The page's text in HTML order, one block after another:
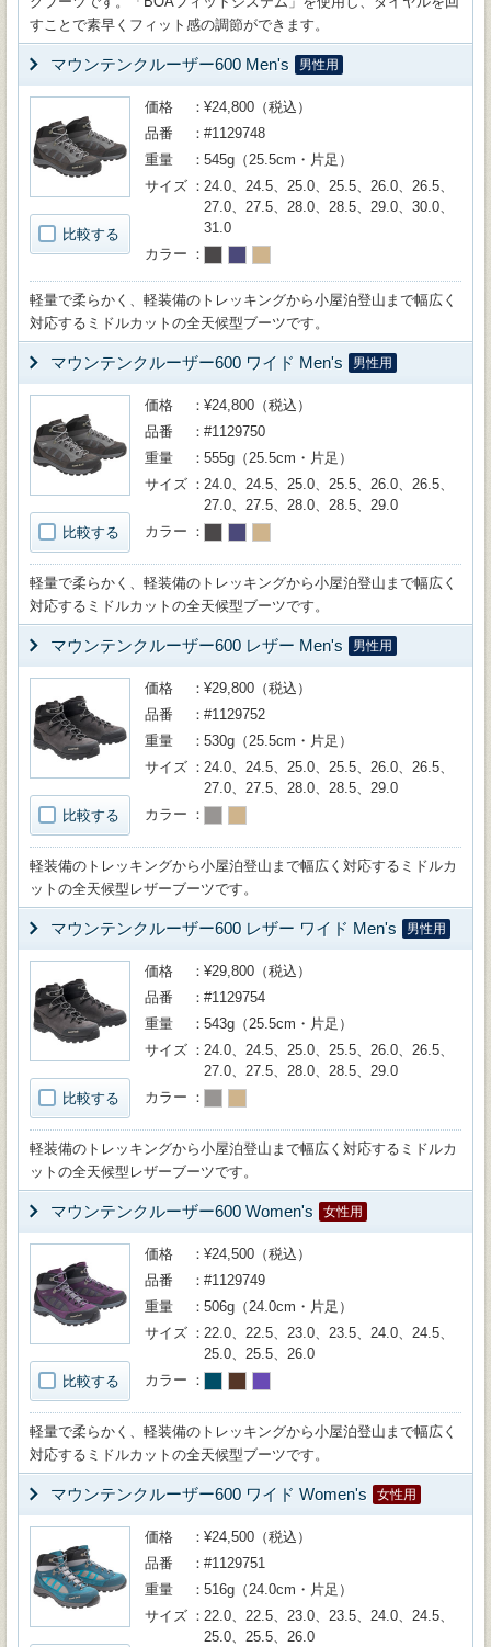
すことで素早くフィット感の調節ができます。
マウンテンクルーザー600 Men's 男性用
比較する
価格
¥24,800（税込）
品番
#1129748
重量
545g（25.5cm・片足）
サイズ
24.0、24.5、25.0、25.5、26.0、26.5、
27.0、27.5、28.0、28.5、29.0、30.0、
31.0
カラー
軽量で柔らかく、軽装備のトレッキングから小屋泊登山まで幅広く
対応するミドルカットの全天候型ブーツです。
マウンテンクルーザー600 ワイド Men's 男性用
比較する
価格
¥24,800（税込）
品番
#1129750
重量
555g（25.5cm・片足）
サイズ
24.0、24.5、25.0、25.5、26.0、26.5、
27.0、27.5、28.0、28.5、29.0
カラー
軽量で柔らかく、軽装備のトレッキングから小屋泊登山まで幅広く
対応するミドルカットの全天候型ブーツです。
マウンテンクルーザー600 レザー Men's 男性用
比較する
価格
¥29,800（税込）
品番
#1129752
重量
530g（25.5cm・片足）
サイズ
24.0、24.5、25.0、25.5、26.0、26.5、
27.0、27.5、28.0、28.5、29.0
カラー
軽装備のトレッキングから小屋泊登山まで幅広く対応するミドルカ
ットの全天候型レザーブーツです。
マウンテンクルーザー600 レザー ワイド Men's 男性用
比較する
価格
¥29,800（税込）
品番
#1129754
重量
543g（25.5cm・片足）
サイズ
24.0、24.5、25.0、25.5、26.0、26.5、
27.0、27.5、28.0、28.5、29.0
カラー
軽装備のトレッキングから小屋泊登山まで幅広く対応するミドルカ
ットの全天候型レザーブーツです。
マウンテンクルーザー600 Women's 女性用
比較する
価格
¥24,500（税込）
品番
#1129749
重量
506g（24.0cm・片足）
サイズ
22.0、22.5、23.0、23.5、24.0、24.5、
25.0、25.5、26.0
カラー
軽量で柔らかく、軽装備のトレッキングから小屋泊登山まで幅広く
対応するミドルカットの全天候型ブーツです。
マウンテンクルーザー600 ワイド Women's 女性用
価格
¥24,500（税込）
品番
#1129751
重量
516g（24.0cm・片足）
サイズ
22.0、22.5、23.0、23.5、24.0、24.5、
25.0、25.5、26.0